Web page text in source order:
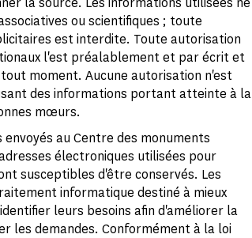
ou scientifiques ; toute
est interdite. Toute autorisation
l'est préalablement et par écrit et
moment. Aucune autorisation n'est
des informations portant atteinte à la
mœurs.
au Centre des monuments
électroniques utilisées pour
susceptibles d'être conservés. Les
informatique destiné à mieux
leurs besoins afin d'améliorer la
les demandes. Conformément à la loi